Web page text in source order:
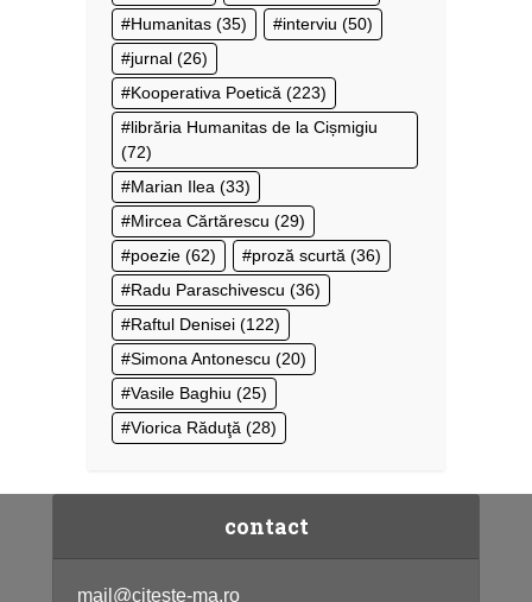
Humanitas (35) interviu (50)
jurnal (26)
Kooperativa Poetică (223)
librăria Humanitas de la Cișmigiu
(72)
Marian Ilea (33)
Mircea Cărtărescu (29)
poezie (62) proză scurtă (36)
Radu Paraschivescu (36)
Raftul Denisei (122)
Simona Antonescu (20)
Vasile Baghiu (25)
Viorica Răduţă (28)
contact
mail@citeste-ma.ro